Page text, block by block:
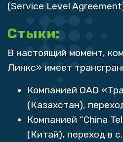
(Service Level
Стыки:
В настоящий момент,
Линкс» имеет
Компанией ОАО
(Казахстан),
Компанией “China
(Китай), переход в